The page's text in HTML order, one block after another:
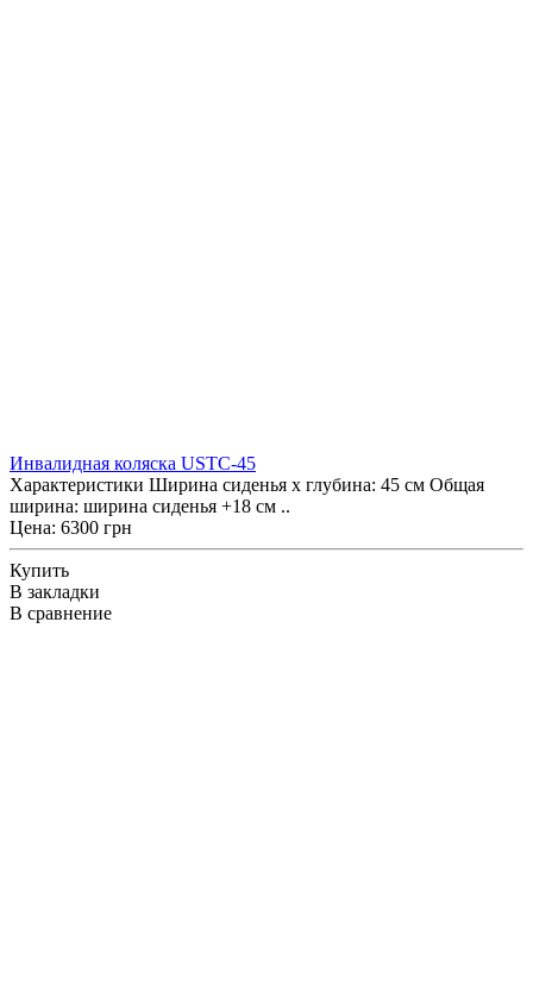
Инвалидная коляска USTC-45
Характеристики Ширина сиденья х глубина: 45 см Общая
ширина: ширина сиденья +18 см ..
Цена: 6300 грн
Купить
В закладки
В сравнение